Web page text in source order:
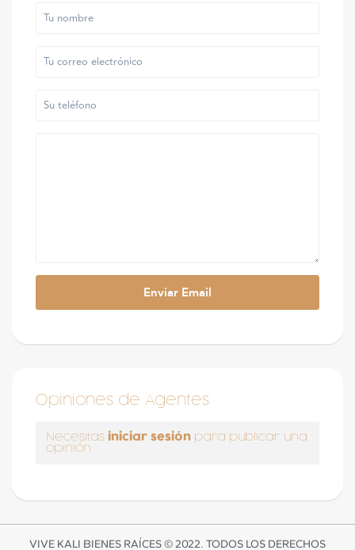
Opiniones de Agentes
Necesitas iniciar sesión para publicar una
opinión
VIVE KALI BIENES RAÍCES © 2022. TODOS LOS DERECHOS